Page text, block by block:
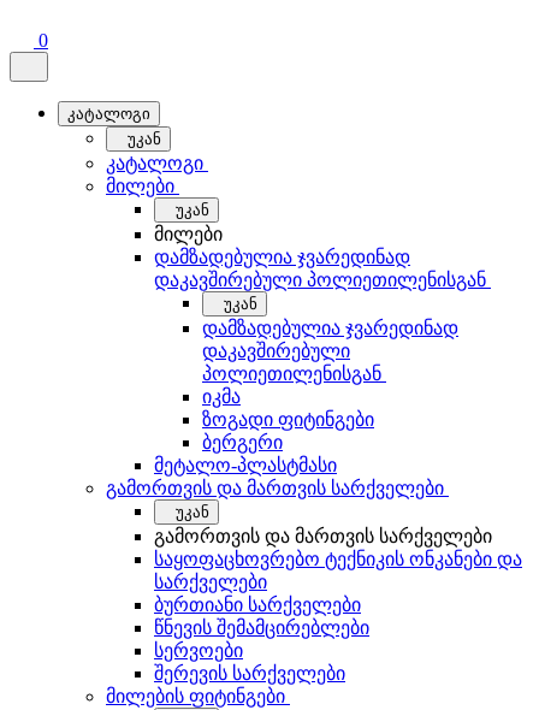
0
კატალოგი
უკან
კატალოგი
მილები
უკან
მილები
დამზადებულია ჯვარედინად
დაკავშირებული პოლიეთილენისგან
უკან
დამზადებულია ჯვარედინად
დაკავშირებული
პოლიეთილენისგან
იკმა
ზოგადი ფიტინგები
ბერგერი
მეტალო-პლასტმასი
გამორთვის და მართვის სარქველები
უკან
გამორთვის და მართვის სარქველები
საყოფაცხოვრებო ტექნიკის ონკანები და
სარქველები
ბურთიანი სარქველები
წნევის შემამცირებლები
სერვოები
შერევის სარქველები
მილების ფიტინგები